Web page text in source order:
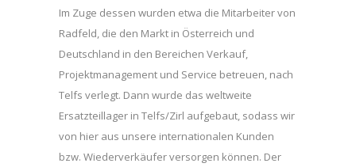
Im Zuge dessen wurden etwa die Mitarbeiter von
Radfeld, die den Markt in Österreich und
Deutschland in den Bereichen Verkauf,
Projektmanagement und Service betreuen, nach
Telfs verlegt. Dann wurde das weltweite
Ersatzteillager in Telfs/Zirl aufgebaut, sodass wir
von hier aus unsere internationalen Kunden
bzw. Wiederverkäufer versorgen können. Der